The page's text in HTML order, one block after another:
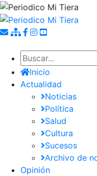
Pasar
al
contenido
Inicio
Actualidad
Noticias
Política
Salud
Cultura
Sucesos
Archivo de
Opinión